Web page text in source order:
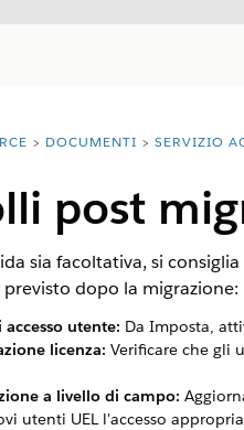
DOCUMENTI SERVIZIO
post
sia facoltativa, si
dopo la migrazione:
utente: Da Imposta,
licenza: Verificare che gli
a livello di campo:
utenti UEL l'accesso